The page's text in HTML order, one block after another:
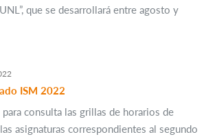
que se desarrollará entre agosto y
ISM 2022
consulta las grillas de horarios de
asignaturas correspondientes al segundo